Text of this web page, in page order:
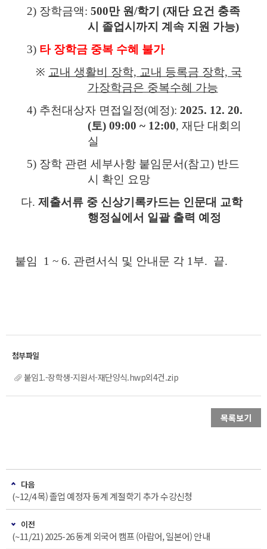
2) 장학금액: 500만 원/학기 (재단 요건 충족
시 졸업시까지 계속 지원 가능)
3) 타 장학금 중복 수혜 불가
※ 교내 생활비 장학, 교내 등록금 장학, 국
가장학금은 중복수혜 가능
4) 추천대상자 면접일정(예정): 2025. 12. 20.
(토) 09:00 ~ 12:00, 재단 대회의
실
5) 장학 관련 세부사항 붙임문서(참고) 반드
시 확인 요망
다. 제출서류 중 신상기록카드는 인문대 교학
행정실에서 일괄 출력 예정
붙임 1 ~ 6. 관련서식 및 안내문 각 1부. 끝.
붙임1.-장학생-지원서-재단양식.hwp외4건.zip
목록보기
다음
(~12/4 목) 졸업 예정자 동계 계절학기 추가 수강신청
이전
(~11/21) 2025-26 동계 외국어 캠프 (아랍어, 일본어) 안내